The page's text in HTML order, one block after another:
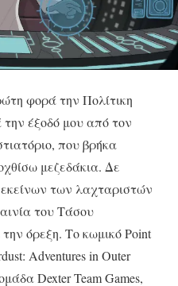
φορά την Πολίτικη
έξοδό μου από τον
που βρήκα
μεζεδάκια. Δε
των λαχταριστών
του Τάσου
όρεξη. Το κωμικό Point
Adventures in Outer
Dexter Team Games,